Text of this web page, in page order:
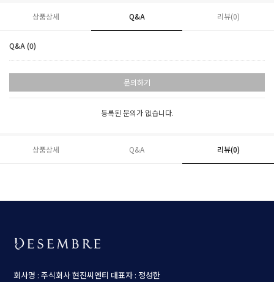
상품상세 Q&A 리뷰(0)
Q&A (0)
문의하기
등록된 문의가 없습니다.
상품상세 Q&A 리뷰(0)
회사명 : 주식회사 현진씨엔티 대표자 : 정성한